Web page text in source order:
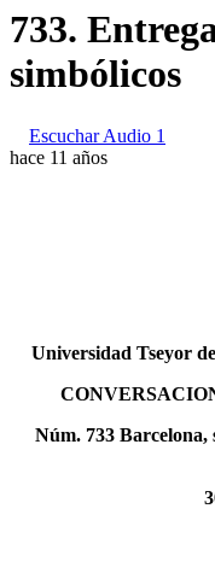
733.
simbólicos
Escuchar Audio 1
hace 11 años
Universidad Tseyor
Núm. 733 Barcelona,